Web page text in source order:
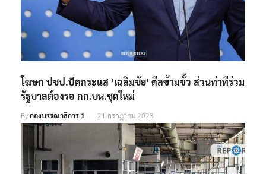
โฆษก ปชป.ปัดกระแส ‘เฉลิมชัย‘ ดีลข้ามขั้ว ส่วนท่าทีร่วม
รัฐบาลต้องรอ กก.บห.ชุดใหม่
Byกองบรรณาธิการ 1 21 กรกฎาคม 2023